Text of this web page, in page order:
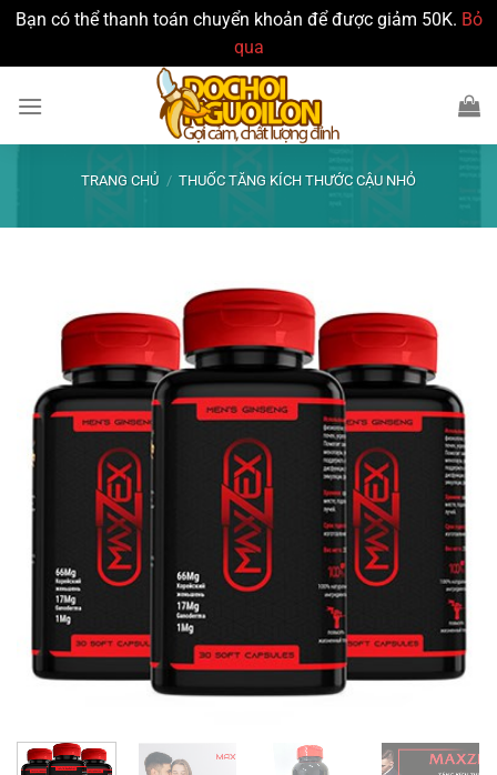
Bạn có thể thanh toán chuyển khoản để được giảm 50K. Bỏ
qua
qua
TRANG CHỦ / THUỐC TĂNG KÍCH THƯỚC CẬU NHỎ